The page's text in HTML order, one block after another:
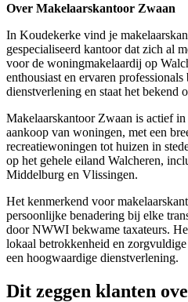
Over Makelaarskantoor Zwaan
In Koudekerke vind je
gespecialiseerd kantoor dat zich al
voor de woningmakelaardij op
enthousiast en ervaren
dienstverlening en staat het bekend
Makelaarskantoor Zwaan is actief
aankoop van woningen, met een
recreatiewoningen tot huizen in
op het gehele eiland Walcheren,
Middelburg en Vlissingen.
Het kenmerkend voor
persoonlijke benadering bij elke
door NWWI bekwame taxateurs.
lokaal betrokkenheid en
een hoogwaardige dienstverlening.
Dit zeggen klanten